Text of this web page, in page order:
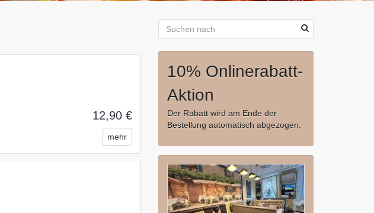
12,90 €
mehr
10% Onlinerabatt-
Aktion
Der Rabatt wird am Ende der
Bestellung automatisch abgezogen.